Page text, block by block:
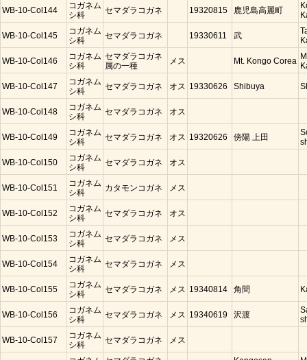
WB-10-Col144
コガネム
シ科
セマダラコガネ 19320815 鹿児島高麗町
WB-10-Col145
コガネム
シ科
セマダラコガネ 19330611 武
WB-10-Col146
コガネム
シ科
セマダラコガネ
属の一種
メス Mt. Kongo Corea
WB-10-Col147
コガネム
シ科
セマダラコガネ オス 19330626 Shibuya
WB-10-Col148
コガネム
シ科
セマダラコガネ オス
WB-10-Col149
コガネム
シ科
セマダラコガネ オス 19320626 傍陽 上田
WB-10-Col150
コガネム
シ科
セマダラコガネ オス
WB-10-Col151
コガネム
シ科
カタモンコガネ メス
WB-10-Col152
コガネム
シ科
セマダラコガネ オス
WB-10-Col153
コガネム
シ科
セマダラコガネ メス
WB-10-Col154
コガネム
シ科
セマダラコガネ メス
WB-10-Col155
コガネム
シ科
セマダラコガネ メス 19340814 角間
WB-10-Col156
コガネム
シ科
セマダラコガネ メス 19340619 沢渡
WB-10-Col157
コガネム
シ科
セマダラコガネ メス